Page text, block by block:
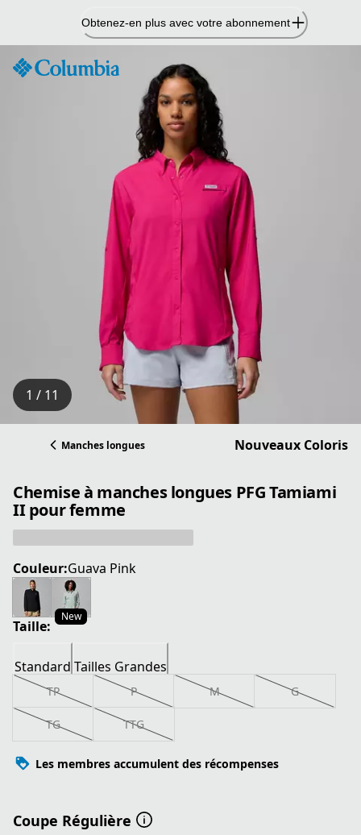
contenu
Obtenez-en plus avec votre abonnement
1 / 11
Manches longues Nouveaux Coloris
Chemise à manches longues PFG Tamiami
II pour femme
Couleur:Guava Pink
New
Taille:
Standard Tailles Grandes
TP P M G
TG TTG
Les membres accumulent des récompenses
Coupe Régulière